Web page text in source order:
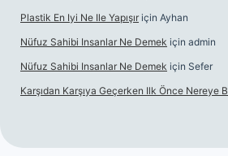
Plastik En Iyi Ne Ile Yapışır için Ayhan
Nüfuz Sahibi Insanlar Ne Demek için admin
Nüfuz Sahibi Insanlar Ne Demek için Sefer
Karşıdan Karşıya Geçerken Ilk Önce Nereye